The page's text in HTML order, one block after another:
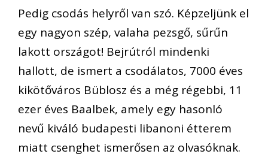
Pedig csodás helyről van szó. Képzeljünk el
egy nagyon szép, valaha pezsgő, sűrűn
lakott országot! Bejrútról mindenki
hallott, de ismert a csodálatos, 7000 éves
kikötőváros Büblosz és a még régebbi, 11
ezer éves Baalbek, amely egy hasonló
nevű kiváló budapesti libanoni étterem
miatt csenghet ismerősen az olvasóknak.